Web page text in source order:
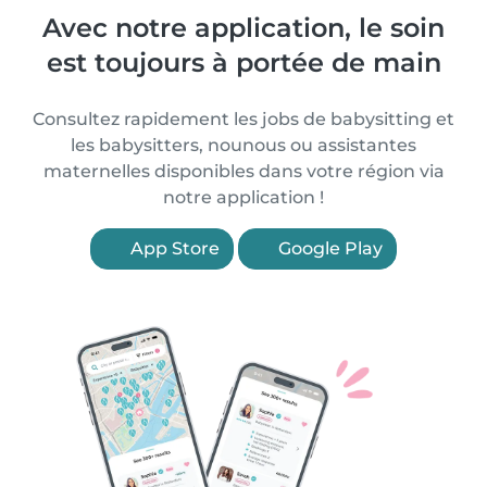
Avec notre application, le soin
est toujours à portée de main
Consultez rapidement les jobs de babysitting et
les babysitters, nounous ou assistantes
maternelles disponibles dans votre région via
notre application !
App Store Google Play